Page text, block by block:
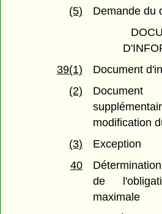
(5)
Demande du
39(1)
Document
(2)
Document
modification
(3)
Exception
40
de
maximale